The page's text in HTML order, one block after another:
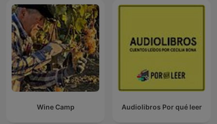
Wine Camp Audiolibros Por qué leer